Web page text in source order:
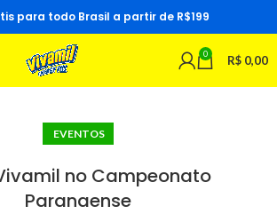
para todo Brasil a partir de R$199
0 R$ 0,00
EVENTOS
no Campeonato
Paranaense